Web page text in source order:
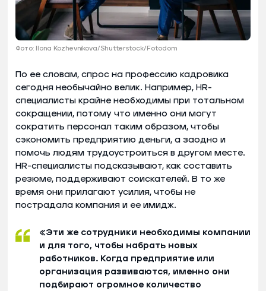
Фото: Ilona Kozhevnikova/Shutterstock/Fotodom
По ее словам, спрос на профессию кадровика
сегодня необычайно велик. Например, HR-
специалисты крайне необходимы при тотальном
сокращении, потому что именно они могут
сократить персонал таким образом, чтобы
сэкономить предприятию деньги, а заодно и
помочь людям трудоустроиться в другом месте.
HR-специалисты подсказывают, как составить
резюме, поддерживают соискателей. В то же
время они прилагают усилия, чтобы не
пострадала компания и ее имидж.
«Эти же сотрудники необходимы компании
и для того, чтобы набрать новых
работников. Когда предприятие или
организация развиваются, именно они
подбирают огромное количество